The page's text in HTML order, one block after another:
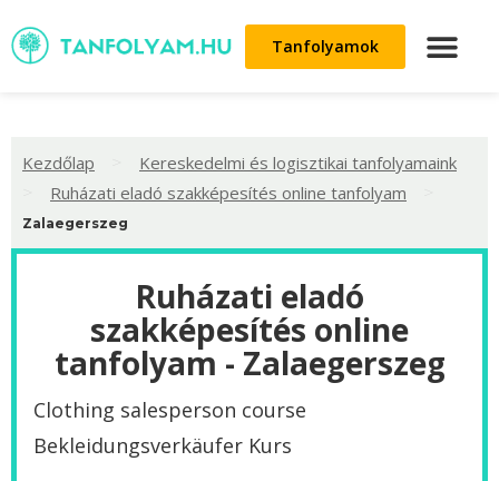
Tanfolyamok
Kezdőlap Kereskedelmi és logisztikai tanfolyamaink
Ruházati eladó szakképesítés online tanfolyam
Zalaegerszeg
Ruházati eladó
szakképesítés online
tanfolyam - Zalaegerszeg
Clothing salesperson course
Bekleidungsverkäufer Kurs